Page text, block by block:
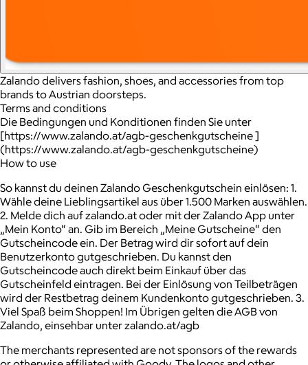
Zalando delivers fashion, shoes, and accessories from top
brands to Austrian doorsteps.
Terms and conditions
Die Bedingungen und Konditionen finden Sie unter
[https://www.zalando.at/agb-geschenkgutscheine ]
(https://www.zalando.at/agb-geschenkgutscheine)
How to use
So kannst du deinen Zalando Geschenkgutschein einlösen: 1.
Wähle deine Lieblingsartikel aus über 1.500 Marken auswählen.
2. Melde dich auf zalando.at oder mit der Zalando App unter
„Mein Konto“ an. Gib im Bereich „Meine Gutscheine“ den
Gutscheincode ein. Der Betrag wird dir sofort auf dein
Benutzerkonto gutgeschrieben. Du kannst den
Gutscheincode auch direkt beim Einkauf über das
Gutscheinfeld eintragen. Bei der Einlösung von Teilbeträgen
wird der Restbetrag deinem Kundenkonto gutgeschrieben. 3.
Viel Spaß beim Shoppen! Im Übrigen gelten die AGB von
Zalando, einsehbar unter zalando.at/agb
The merchants represented are not sponsors of the rewards